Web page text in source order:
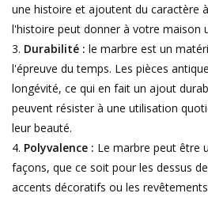
Login
Cartes Cadeaux
une histoire et ajoutent du caractère
l'histoire peut donner à votre maison
Durabilité : le marbre est un
l'épreuve du temps. Les pièces
longévité, ce qui en fait un ajout
peuvent résister à une utilisation
leur beauté.
Polyvalence : Le marbre peut être
façons, que ce soit pour les dessus
accents décoratifs ou les